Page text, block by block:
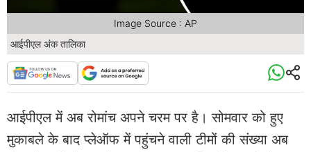
आईपीएल अंक तालिका
Image Source : AP
आईपीएल में अब रोमांच अपने चरम पर है। सोमवार को हुए
मुकाबले के बाद प्लेऑफ में पहुंचने वाली टीमों की संख्या अब